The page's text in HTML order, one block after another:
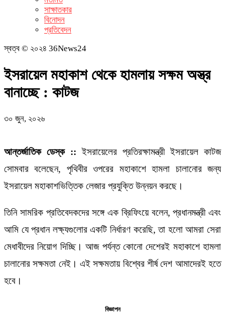
সাক্ষাতকার
বিনোদন
প্রতিবেদন
স্বত্ব © ২০২৪ 36News24
ইসরায়েল মহাকাশ থেকে হামলায় সক্ষম অস্ত্র
বানাচ্ছে : কাটজ
৩০ জুন, ২০২৬
আন্তর্জাতিক ডেস্ক :: ইসরায়েলের প্রতিরক্ষামন্ত্রী ইসরায়েল কাটজ
সোমবার বলেছেন, পৃথিবীর ওপরের মহাকাশে হামলা চালানোর জন্য
ইসরায়েল মহাকাশভিত্তিক লেজার প্রযুক্তি উন্নয়ন করছে।
তিনি সামরিক প্রতিবেদকদের সঙ্গে এক ব্রিফিংয়ে বলেন, প্রধানমন্ত্রী এবং
আমি যে প্রধান লক্ষ্যগুলোর একটি নির্ধারণ করেছি, তা হলো আমরা সেরা
মেধাবীদের নিয়োগ দিচ্ছি। আজ পর্যন্ত কোনো দেশেরই মহাকাশে হামলা
চালানোর সক্ষমতা নেই। এই সক্ষমতায় বিশ্বের শীর্ষ দেশ আমাদেরই হতে
হবে।
বিজ্ঞাপন